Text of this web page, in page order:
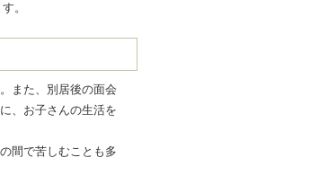
。
また、別居後の面会
、お子さんの生活を
間で苦しむことも多